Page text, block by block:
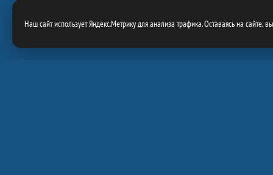
Наш сайт использует Яндекс.Метрику для анализа трафика. Оставаясь на сайте,